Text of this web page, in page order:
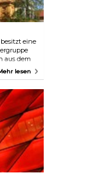
eine
aus dem
aus
lesen